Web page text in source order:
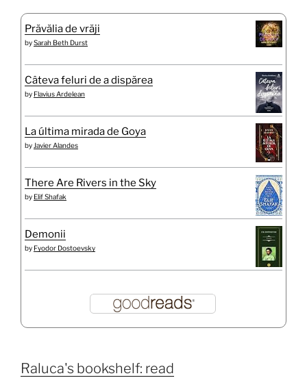
Prăvălia de vrăji
bySarah Beth Durst
Câteva feluri de a dispărea
by Flavius Ardelean
La última mirada de Goya
by Javier Alandes
There Are Rivers in the Sky
by Elif Shafak
Demonii
by Fyodor Dostoevsky
Raluca's bookshelf: read